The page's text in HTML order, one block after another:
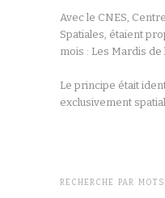
Avec le CNES,
Spatiales, étaient
mois : Les Mardis de
Le principe était
exclusivement
RECHERCHE PAR